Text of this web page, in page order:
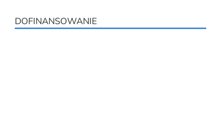
DOFINANSOWANIE